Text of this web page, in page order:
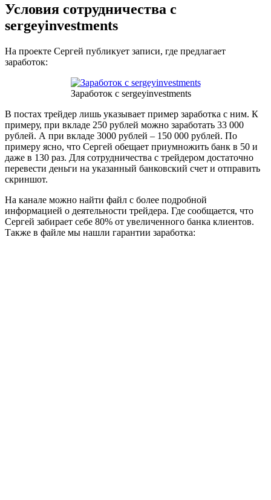
Условия сотрудничества с
sergeyinvestments
На проекте Сергей публикует записи, где предлагает
заработок:
Заработок с sergeyinvestments
В постах трейдер лишь указывает пример заработка с ним. К
примеру, при вкладе 250 рублей можно заработать 33 000
рублей. А при вкладе 3000 рублей – 150 000 рублей. По
примеру ясно, что Сергей обещает приумножить банк в 50 и
даже в 130 раз. Для сотрудничества с трейдером достаточно
перевести деньги на указанный банковский счет и отправить
скриншот.
На канале можно найти файл с более подробной
информацией о деятельности трейдера. Где сообщается, что
Сергей забирает себе 80% от увеличенного банка клиентов.
Также в файле мы нашли гарантии заработка: